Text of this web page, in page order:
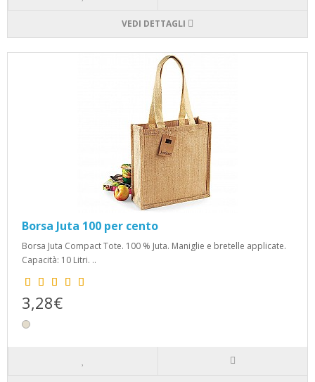
VEDI DETTAGLI
Borsa Juta 100 per cento
Borsa Juta Compact Tote. 100 % Juta. Maniglie e bretelle applicate.
Capacità: 10 Litri. ..
3,28€